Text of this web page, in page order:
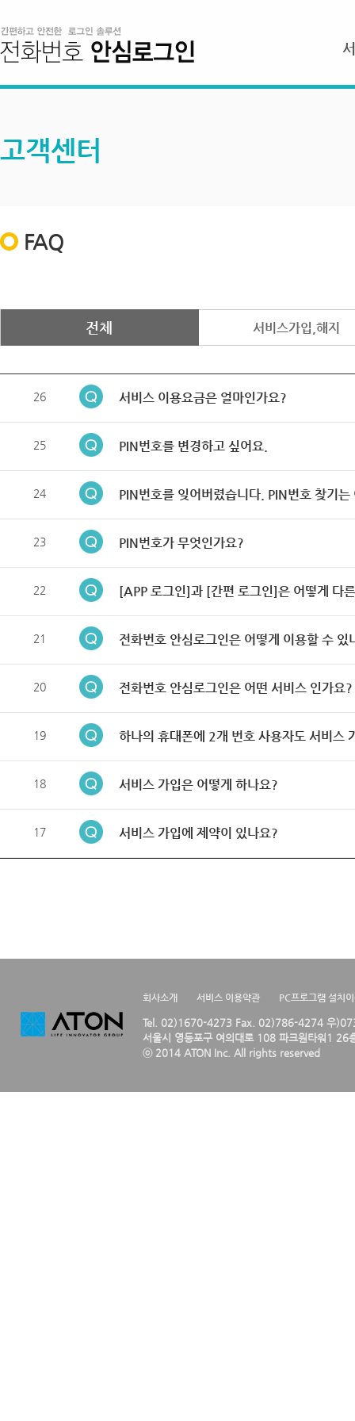
고객센터
FAQ
전체 서비스가입,해지
26 서비스 이용요금은 얼마인가요?
25 PIN번호를 변경하고 싶어요.
24 PIN번호를 잊어버렸습니다. PIN번호 찾기는
23 PIN번호가 무엇인가요?
22 [APP 로그인]과 [간편 로그인]은 어떻게 다
21 전화번호 안심로그인은 어떻게 이용할 수 있
20 전화번호 안심로그인은 어떤 서비스 인가요?
19 하나의 휴대폰에 2개 번호 사용자도 서비스
18 서비스 가입은 어떻게 하나요?
17 서비스 가입에 제약이 있나요?
회사소개 서비스 이용약관 PC프로그램 설치
Tel. 02)1670-4273 Fax. 02)786-4274 우
서울시 영등포구 여의대로 108 파크원타워1 26
ⓒ 2014 ATON Inc. All rights reserved